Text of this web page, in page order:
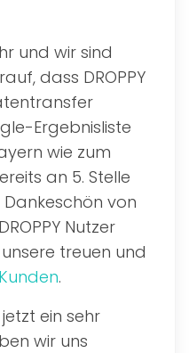
und wir sind
dass DROPPY
Ergebnisliste
wie zum
an 5. Stelle
Dankeschön von
Nutzer
treuen und
.
ein sehr
wir uns